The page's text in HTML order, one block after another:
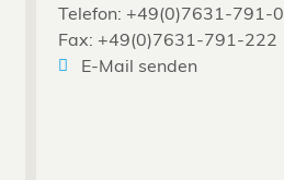
Telefon: +49(0)7631-791-0
Fax: +49(0)7631-791-222
E-Mail senden